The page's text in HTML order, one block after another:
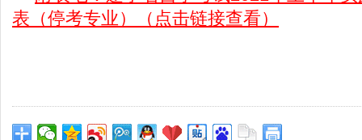
表（停考专业）（点击链接查看）